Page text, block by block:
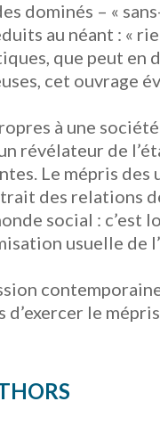
dominés – «
au néant : «
que peut en
cet ouvrage
à une
révélateur de
Le mépris des
des relations
social : c’est
usuelle de
le